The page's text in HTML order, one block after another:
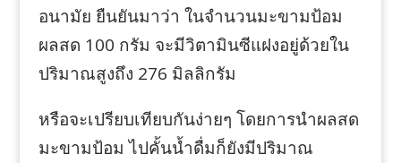
อนามัย ยืนยันมาว่า ในจำนวนมะขามป้อม
ผลสด 100 กรัม จะมีวิตามินซีแฝงอยู่ด้วยใน
ปริมาณสูงถึง 276 มิลลิกรัม
หรือจะเปรียบเทียบกันง่ายๆ โดยการนำผลสด
มะขามป้อม ไปคั้นน้ำดื่มก็ยังมีปริมาณ